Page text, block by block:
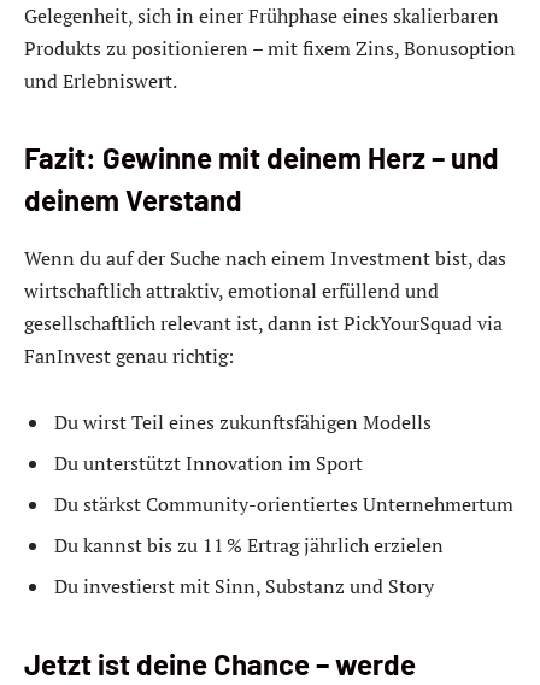
Gelegenheit, sich in einer Frühphase eines skalierbaren
Produkts zu positionieren – mit fixem Zins, Bonusoption
und Erlebniswert.
Fazit: Gewinne mit deinem Herz – und
deinem Verstand
Wenn du auf der Suche nach einem Investment bist, das
wirtschaftlich attraktiv, emotional erfüllend und
gesellschaftlich relevant ist, dann ist PickYourSquad via
FanInvest genau richtig:
Du wirst Teil eines zukunftsfähigen Modells
Du unterstützt Innovation im Sport
Du stärkst Community-orientiertes Unternehmertum
Du kannst bis zu 11 % Ertrag jährlich erzielen
Du investierst mit Sinn, Substanz und Story
Jetzt ist deine Chance – werde